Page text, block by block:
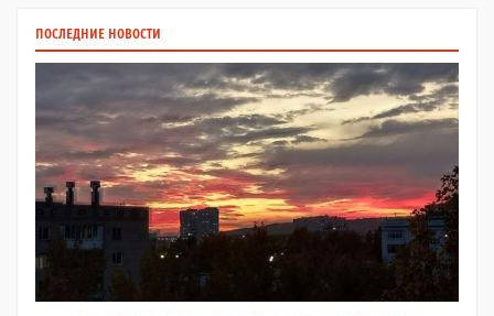
ПОСЛЕДНИЕ НОВОСТИ